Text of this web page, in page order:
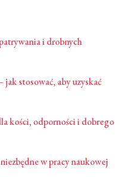
i drobnych
stosować, aby uzyskać
kości, odporności i dobrego
w pracy naukowej